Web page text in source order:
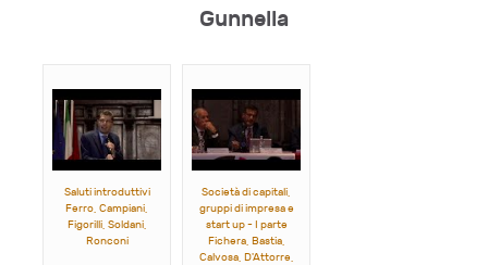
Gunnella
Saluti introduttivi
Ferro, Campiani,
Figorilli, Soldani,
Ronconi
Società di capitali,
gruppi di impresa e
start up - I parte
Fichera, Bastia,
Calvosa, D'Attorre,